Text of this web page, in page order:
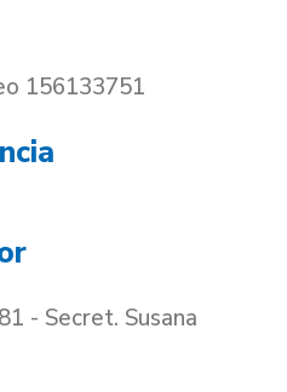
156133751
- Secret. Susana